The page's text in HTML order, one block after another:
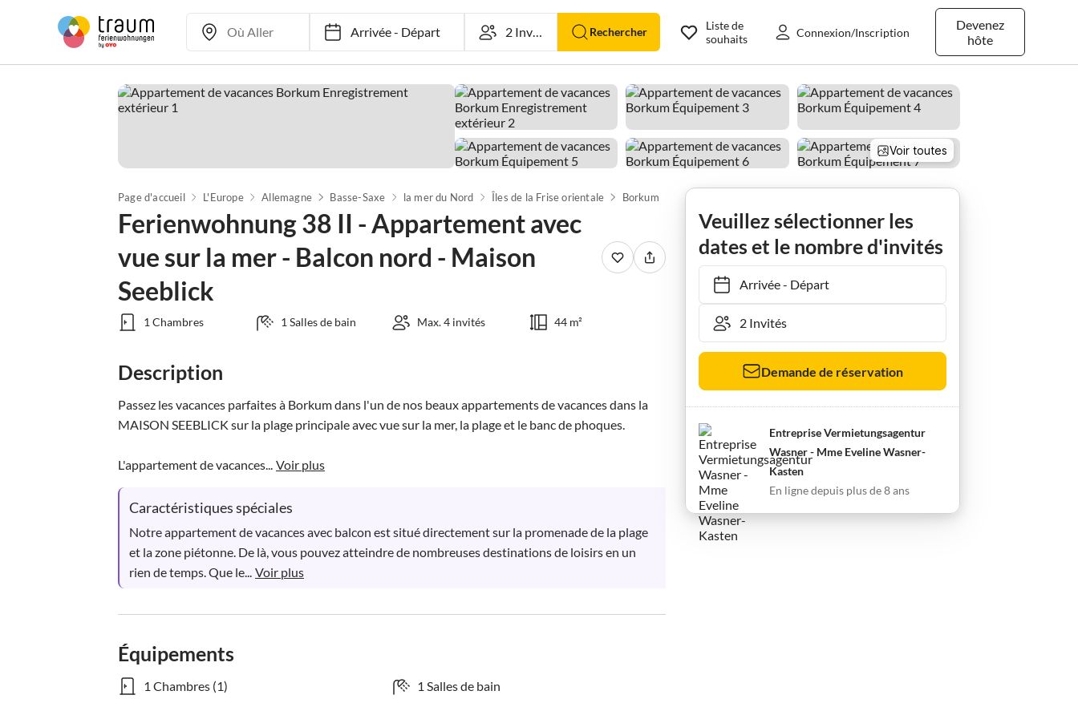
Arrivée-Départ Rechercher
Devenez
hôte
Liste de
souhaits
Connexion/Inscription
Voir toutes
Page d'accueil L'Europe Allemagne Basse-Saxe la mer du Nord Îles de la Frise orientale Borkum
Ferienwohnung 38 II - Appartement avec
vue sur la mer - Balcon nord - Maison
Seeblick
1 Chambres 1 Salles de bain Max. 4 invités 44 m²
Description
Passez les vacances parfaites à Borkum dans l'un de nos beaux appartements de vacances dans la
MAISON SEEBLICK sur la plage principale avec vue sur la mer, la plage et le banc de phoques.
L'appartement de vacances... Voir plus
Caractéristiques spéciales
Notre appartement de vacances avec balcon est situé directement sur la promenade de la plage
et la zone piétonne. De là, vous pouvez atteindre de nombreuses destinations de loisirs en un
rien de temps. Que le... Voir plus
Équipements
1 Chambres (1) 1 Salles de bain
Veuillez sélectionner les
dates et le nombre d'invités
Arrivée- Départ
Demande de réservation
Entreprise Vermietungsagentur
Wasner - Mme Eveline Wasner-
Kasten
En ligne depuis plus de 8 ans